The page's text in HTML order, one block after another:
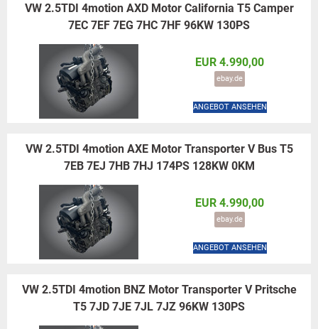
VW 2.5TDI 4motion AXD Motor California T5 Camper
7EC 7EF 7EG 7HC 7HF 96KW 130PS
EUR 4.990,00
ebay.de
ANGEBOT ANSEHEN
VW 2.5TDI 4motion AXE Motor Transporter V Bus T5
7EB 7EJ 7HB 7HJ 174PS 128KW 0KM
EUR 4.990,00
ebay.de
ANGEBOT ANSEHEN
VW 2.5TDI 4motion BNZ Motor Transporter V Pritsche
T5 7JD 7JE 7JL 7JZ 96KW 130PS